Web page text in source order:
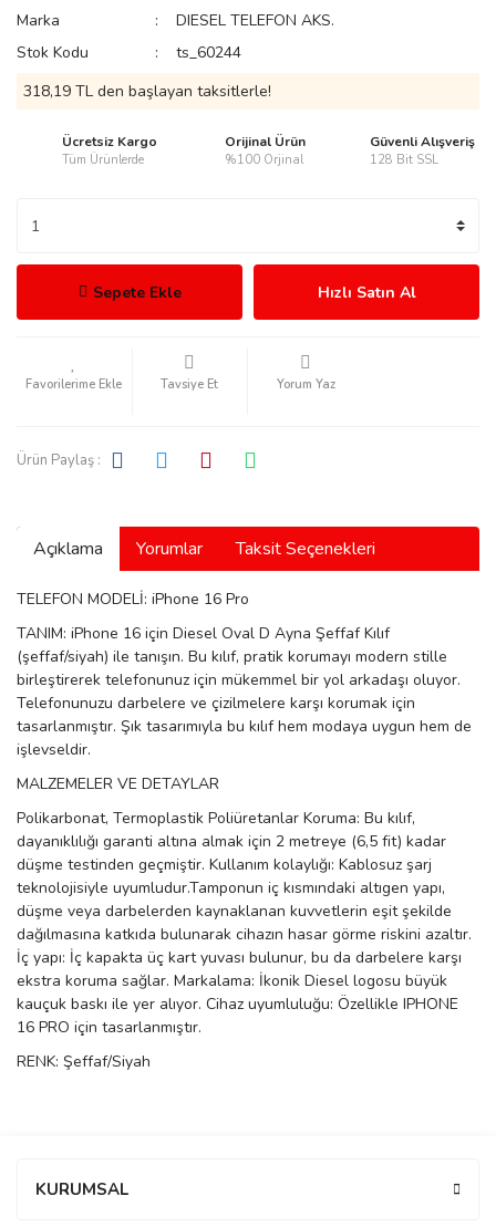
Manoir
Marka
DIESEL TELEFON AKS.
Stok Kodu
ts_60244
318,19 TL den başlayan taksitlerle!
Ücretsiz Kargo
Tüm Ürünlerde
Orijinal Ürün
%100 Orjinal
Güvenli Alışveriş
128 Bit SSL
Sepete Ekle Hızlı Satın Al
Tavsiye Et Yorum Yaz
Ürün Paylaş :
Açıklama Yorumlar Taksit Seçenekleri
TELEFON MODELİ: iPhone 16 Pro
TANIM: iPhone 16 için Diesel Oval D Ayna Şeffaf Kılıf
(şeffaf/siyah) ile tanışın. Bu kılıf, pratik korumayı modern stille
birleştirerek telefonunuz için mükemmel bir yol arkadaşı oluyor.
Telefonunuzu darbelere ve çizilmelere karşı korumak için
tasarlanmıştır. Şık tasarımıyla bu kılıf hem modaya uygun hem de
işlevseldir.
MALZEMELER VE DETAYLAR
Polikarbonat, Termoplastik Poliüretanlar Koruma: Bu kılıf,
dayanıklılığı garanti altına almak için 2 metreye (6,5 fit) kadar
düşme testinden geçmiştir. Kullanım kolaylığı: Kablosuz şarj
teknolojisiyle uyumludur.Tamponun iç kısmındaki altıgen yapı,
düşme veya darbelerden kaynaklanan kuvvetlerin eşit şekilde
dağılmasına katkıda bulunarak cihazın hasar görme riskini azaltır.
İç yapı: İç kapakta üç kart yuvası bulunur, bu da darbelere karşı
ekstra koruma sağlar. Markalama: İkonik Diesel logosu büyük
kauçuk baskı ile yer alıyor. Cihaz uyumluluğu: Özellikle IPHONE
16 PRO için tasarlanmıştır.
RENK: Şeffaf/Siyah
KURUMSAL